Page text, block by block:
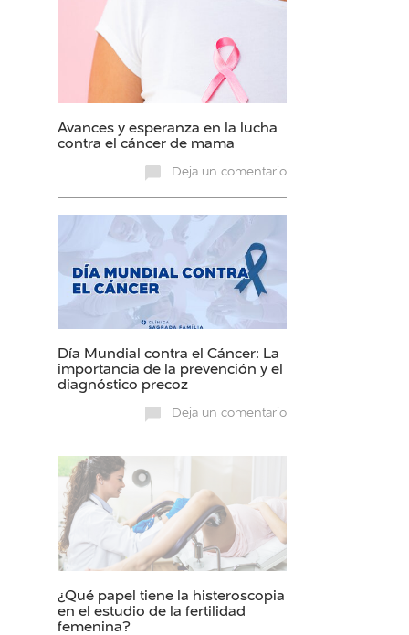
Avances y esperanza en la lucha
contra el cáncer de mama
Deja un comentario
Día Mundial contra el Cáncer: La
importancia de la prevención y el
diagnóstico precoz
Deja un comentario
¿Qué papel tiene la histeroscopia
en el estudio de la fertilidad
femenina?